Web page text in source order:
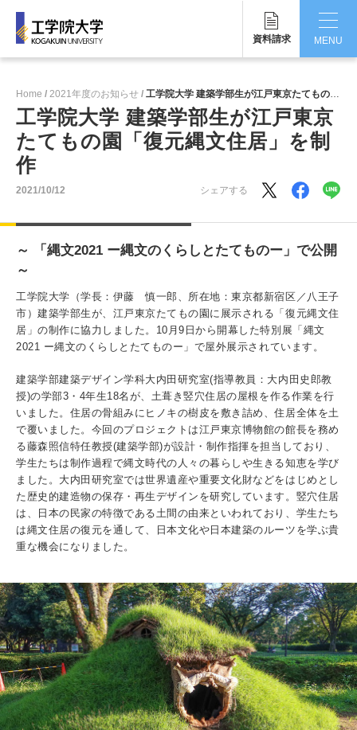
資料請求
MENU
工学院大学について
学部・大学院
学生生活
研究・産学連携
キャンパス
受験生の方 在学生・保証人の方 卒業生の方
一般・企業の方 寄付・ご支援 アクセス
Pick Up
1. Action！x 工学院大学
2. 工学院大学ヒストリー
Home 2021年度のお知らせ 工学院大学 建築学部生が江戸東京たてもの園「復元縄文住居」を制作
工学院大学 建築学部生が江戸東京
たてもの園「復元縄文住居」を制
作
2021/10/12 シェアする
～ 「縄文2021 ー縄文のくらしとたてものー」で公開
～
工学院大学（学長：伊藤 慎一郎、所在地：東京都新宿区／八王子
市）建築学部生が、江戸東京たてもの園に展示される「復元縄文住
居」の制作に協力しました。10月9日から開幕した特別展「縄文
2021 ー縄文のくらしとたてものー」で屋外展示されています。
建築学部建築デザイン学科大内田研究室(指導教員：大内田史郎教
授)の学部3・4年生18名が、土葺き竪穴住居の屋根を作る作業を行
いました。住居の骨組みにヒノキの樹皮を敷き詰め、住居全体を土
で覆いました。今回のプロジェクトは江戸東京博物館の館長を務め
る藤森照信特任教授(建築学部)が設計・制作指揮を担当しており、
学生たちは制作過程で縄文時代の人々の暮らしや生きる知恵を学び
ました。大内田研究室では世界遺産や重要文化財などをはじめとし
た歴史的建造物の保存・再生デザインを研究しています。竪穴住居
は、日本の民家の特徴である土間の由来といわれており、学生たち
は縄文住居の復元を通して、日本文化や日本建築のルーツを学ぶ貴
重な機会になりました。